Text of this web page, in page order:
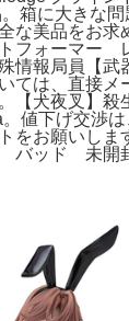
箱に大きな問
な美品をお求
フォーマー
報局員【武
ては、直接メ
【犬夜叉】殺
値下げ交渉
をお願いしま
バッド 未開